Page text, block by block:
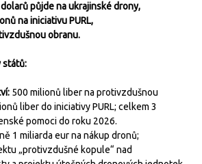
půjde na ukrajinské drony,
na iniciativu PURL,
obranu.
států:
500 milionů liber na protivzdušnou
liber do iniciativy PURL; celkem 3
pomoci do roku 2026.
1 miliarda eur na nákup dronů;
„protivzdušné kopule“ nad